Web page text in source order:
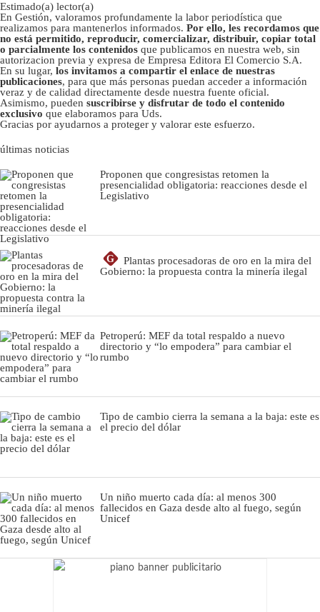
Estimado(a) lector(a)
En Gestión, valoramos profundamente la labor periodística que
realizamos para mantenerlos informados. Por ello, les recordamos que
no está permitido, reproducir, comercializar, distribuir, copiar total
o parcialmente los contenidos que publicamos en nuestra web, sin
autorizacion previa y expresa de Empresa Editora El Comercio S.A.
En su lugar, los invitamos a compartir el enlace de nuestras
publicaciones, para que más personas puedan acceder a información
veraz y de calidad directamente desde nuestra fuente oficial.
Asimismo, pueden suscribirse y disfrutar de todo el contenido
exclusivo que elaboramos para Uds.
Gracias por ayudarnos a proteger y valorar este esfuerzo.
últimas noticias
Proponen que congresistas retomen la
presencialidad obligatoria: reacciones desde el
Legislativo
G
Plantas procesadoras de oro en la mira del
Gobierno: la propuesta contra la minería ilegal
Petroperú: MEF da total respaldo a nuevo
directorio y “lo empodera” para cambiar el
rumbo
Tipo de cambio cierra la semana a la baja: este es
el precio del dólar
Un niño muerto cada día: al menos 300
fallecidos en Gaza desde alto al fuego, según
Unicef